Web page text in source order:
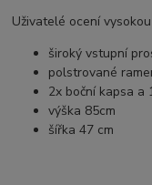
Uživatelé ocení
široký vstupní
polstrované
2x boční kapsa a
výška 85cm
šířka 47 cm